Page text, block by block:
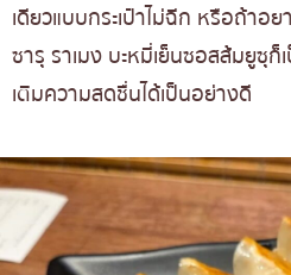
เดียวแบบกระเป๋าไม่ฉีก หรือถ้าอ
ซารุ ราเมง บะหมี่เย็นซอสส้มยูซุ
เติมความสดชื่นได้เป็นอย่างดี